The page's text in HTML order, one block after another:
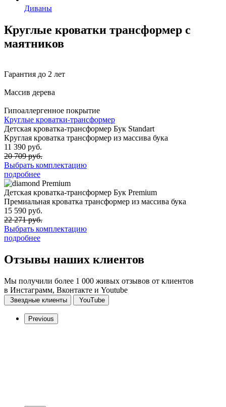
Диваны
Круглые кроватки трансформер с
маятников
Гарантия до 2 лет
Массив дерева
Гипоаллергенное покрытие
Круглые кроватки-трансформер
Детская кроватка-трансформер Бук Standart
Круглая кроватка трансформер из массива бука
11 390 руб.
20 709 руб.
Выбрать комплектацию
подробнее
Premium
Детская кроватка-трансформер Бук Premium
Премиальная кроватка трансформер из массива бука
15 590 руб.
22 271 руб.
Выбрать комплектацию
подробнее
Отзывы наших клиентов
Мы получили более 1 000 живых отзывов от клиентов
в Инстаграмм, Вконтакте и Youtube
Звездные клиенты YouTube
Previous